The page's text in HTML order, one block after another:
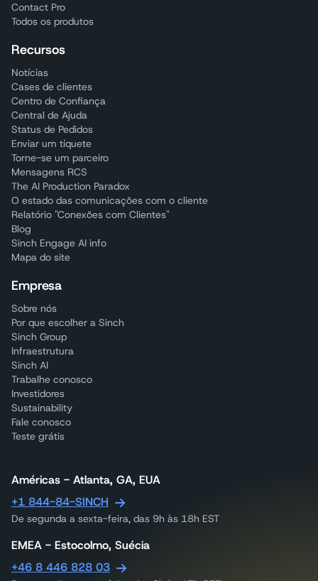
Contact Pro
Todos os produtos
Recursos
Notícias
Cases de clientes
Centro de Confiança
Central de Ajuda
Status de Pedidos
Enviar um tíquete
Torne-se um parceiro
Mensagens RCS
The AI Production Paradox
O estado das comunicações com o cliente
Relatório "Conexões com Clientes"
Blog
Sinch Engage AI info
Mapa do site
Empresa
Sobre nós
Por que escolher a Sinch
Sinch Group
Infraestrutura
Sinch AI
Trabalhe conosco
Investidores
Sustainability
Fale conosco
Teste grátis
Américas - Atlanta, GA, EUA
+1 844-84-SINCH
De segunda a sexta-feira, das 9h às 18h EST
EMEA - Estocolmo, Suécia
+46 8 446 828 03